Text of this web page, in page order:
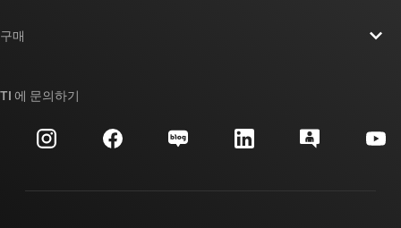
투자 관계
제조
대체품 검색
고객 지원 센터
구매
주문 FAQ
TI 에 문의하기